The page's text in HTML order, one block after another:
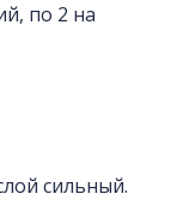
по 2 на
сильный.